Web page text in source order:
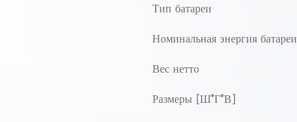
Тип батареи
Номинальная энергия батареи
Вес нетто
Размеры [Ш*Г*В]